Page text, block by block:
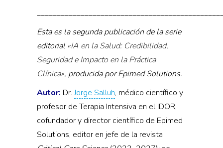
Esta es la segunda publicación de la serie
editorial «IA en la Salud: Credibilidad,
Seguridad e Impacto en la Práctica
Clínica», producida por Epimed Solutions.
Autor: Dr.Jorge Salluh, médico científico y
profesor de Terapia Intensiva en el IDOR,
cofundador y director científico de Epimed
Solutions, editor en jefe de la revista